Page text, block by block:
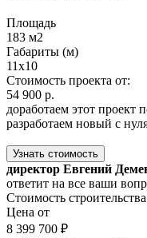
Площадь
183 м2
Габариты (м)
11x10
Стоимость проекта от:
54 900 р.
доработаем этот
разработаем новый с
Узнать стоимость
директор Евгений
ответит на все ваши
Стоимость строительства
Цена от
8 399 700 ₽